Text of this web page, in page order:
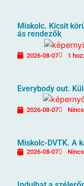
Miskolc. Kicsit
ás rendezők
2026-08-07 1
Everybody out.
2026-08-07
Miskolc-DVTK. A
2026-08-07